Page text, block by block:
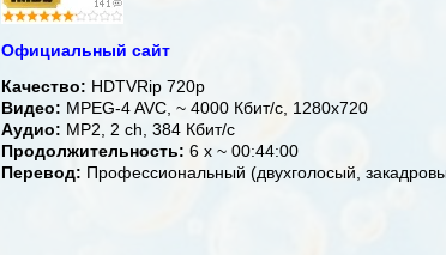
Официальный сайт
Качество: HDTVRip 720p
Видео: MPEG-4 AVC, ~ 4000 Кбит/с, 1280x720
Аудио: MP2, 2 ch, 384 Кбит/с
Продолжительность: 6 x ~ 00:44:00
Перевод: Профессиональный (двухголосый,